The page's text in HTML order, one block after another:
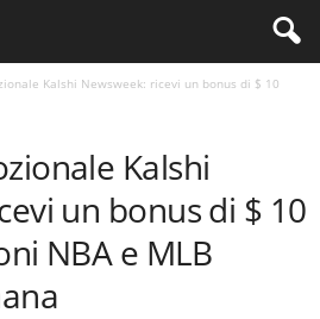
Kalshi Newsweek: ricevi un bonus di $ 10
Kalshi
un bonus di $ 10
NBA e MLB